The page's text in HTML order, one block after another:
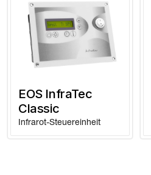
EOS InfraTec
Classic
Infrarot-Steuereinheit